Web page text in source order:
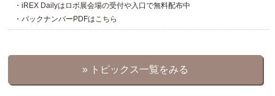
・iREX Dailyはロボ展会場の受付や入口で無料配布中
・バックナンバーPDFはこちら
» トピックス一覧をみる